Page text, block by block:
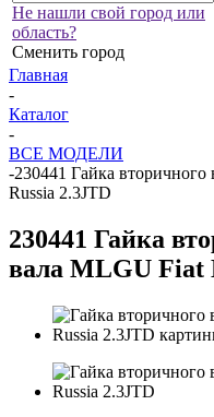
Не нашли свой город или
область?
Сменить город
Главная
-
Каталог
-
ВСЕ МОДЕЛИ
-230441 Гайка
Russia 2.3JTD
230441 Гайка
вала MLGU Fiat